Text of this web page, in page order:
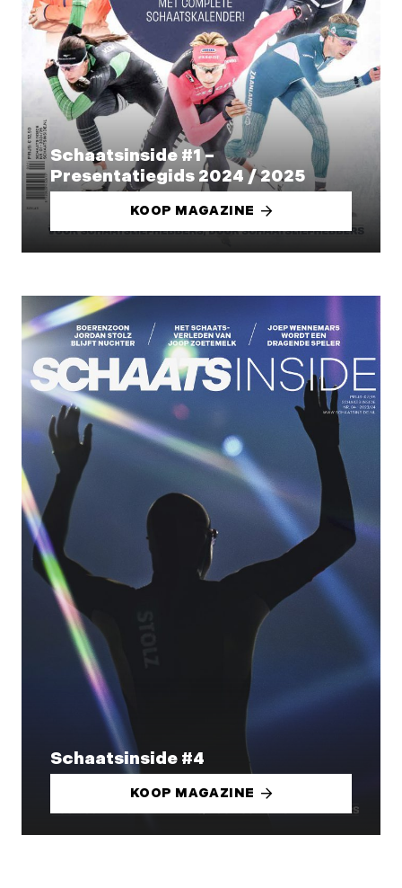
Schaatsinside #1 –
Presentatiegids 2024 / 2025
KOOP MAGAZINE
Schaatsinside #4
KOOP MAGAZINE